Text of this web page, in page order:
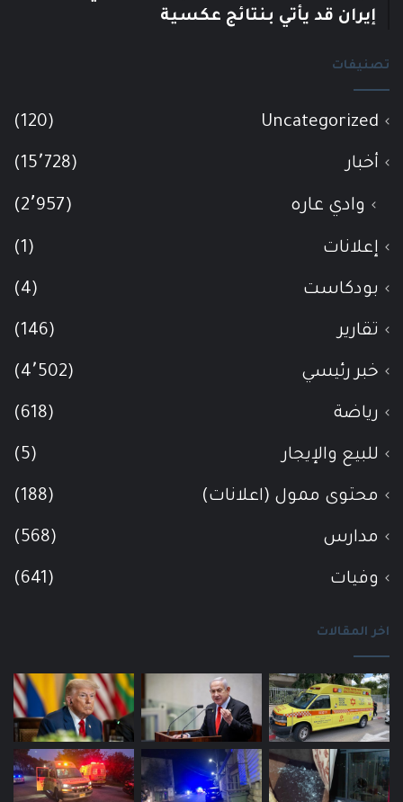
إيران قد يأتي بنتائج عكسية
تصنيفات
Uncategorized
(120)
أخبار (15٬728)
وادي عاره (2٬957)
إعلانات (1)
بودكاست (4)
تقارير (146)
خبر رئيسي (4٬502)
رياضة (618)
للبيع والإيجار (5)
محتوى ممول (اعلانات) (188)
مدارس (568)
وفيات (641)
اخر المقالات